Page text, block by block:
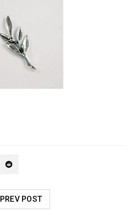
PREV POST